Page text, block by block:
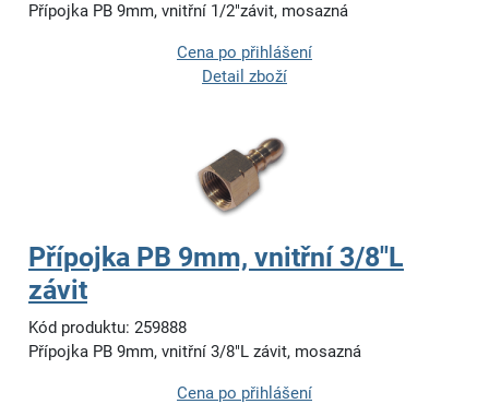
Přípojka PB 9mm, vnitřní 1/2"závit, mosazná
Cena po přihlášení
Detail zboží
Přípojka PB 9mm, vnitřní 3/8"L
závit
Kód produktu: 259888
Přípojka PB 9mm, vnitřní 3/8"L závit, mosazná
Cena po přihlášení